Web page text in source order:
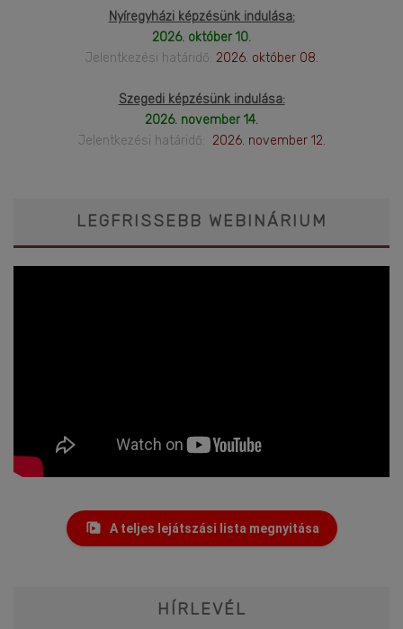
Nyíregyházi képzésünk indulása:
2026. október 10.
Jelentkezési határidő: 2026. október 08.
Szegedi képzésünk indulása:
2026. november 14.
Jelentkezési határidő: 2026. november 12.
LEGFRISSEBB WEBINÁRIUM
A teljes lejátszási lista megnyitása
HÍRLEVÉL